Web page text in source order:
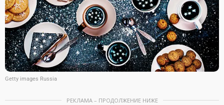
Getty images Russia
РЕКЛАМА – ПРОДОЛЖЕНИЕ НИЖЕ